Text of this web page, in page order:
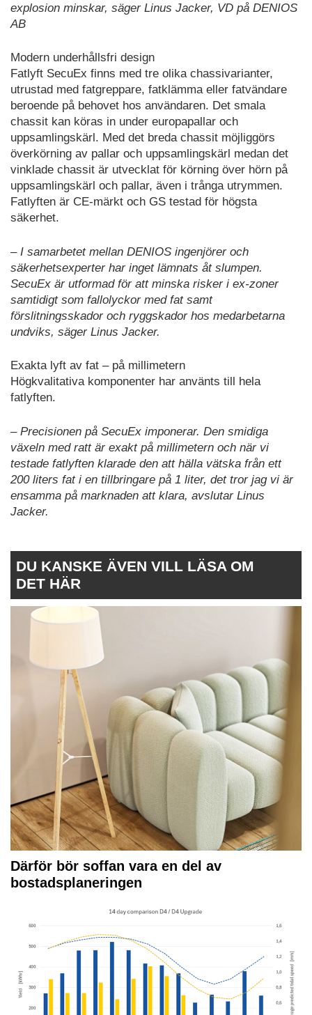
explosion minskar, säger Linus Jacker, VD på DENIOS
AB
Modern underhållsfri design
Fatlyft SecuEx finns med tre olika chassivarianter,
utrustad med fatgreppare, fatklämma eller fatvändare
beroende på behovet hos användaren. Det smala
chassit kan köras in under europapallar och
uppsamlingskärl. Med det breda chassit möjliggörs
överkörning av pallar och uppsamlingskärl medan det
vinklade chassit är utvecklat för körning över hörn på
uppsamlingskärl och pallar, även i trånga utrymmen.
Fatlyften är CE-märkt och GS testad för högsta
säkerhet.
– I samarbetet mellan DENIOS ingenjörer och
säkerhetsexperter har inget lämnats åt slumpen.
SecuEx är utformad för att minska risker i ex-zoner
samtidigt som fallolyckor med fat samt
förslitningsskador och ryggskador hos medarbetarna
undviks, säger Linus Jacker.
Exakta lyft av fat – på millimetern
Högkvalitativa komponenter har använts till hela
fatlyften.
– Precisionen på SecuEx imponerar. Den smidiga
växeln med ratt är exakt på millimetern och när vi
testade fatlyften klarade den att hälla vätska från ett
200 liters fat i en tillbringare på 1 liter, det tror jag vi är
ensamma på marknaden att klara, avslutar Linus
Jacker.
DU KANSKE ÄVEN VILL LÄSA OM
DET HÄR
Därför bör soffan vara en del av
bostadsplaneringen